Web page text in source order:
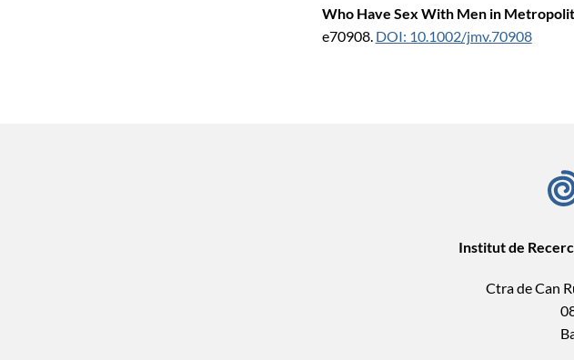
Who Have Sex With Men in
e70908. DOI: 10.1002/jmv.70908
Institut de
Ctra de Can